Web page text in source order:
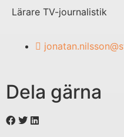
Lärare TV-journalistik
Dela gärna